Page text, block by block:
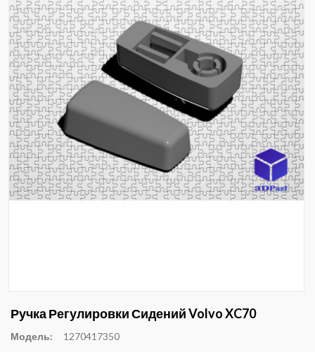
Ручка Регулировки Сидений Volvo XC70
Модель: 1270417350